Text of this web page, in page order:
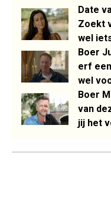
Date
Zoekt
wel
Boer
erf
wel
Boer
van
jij het